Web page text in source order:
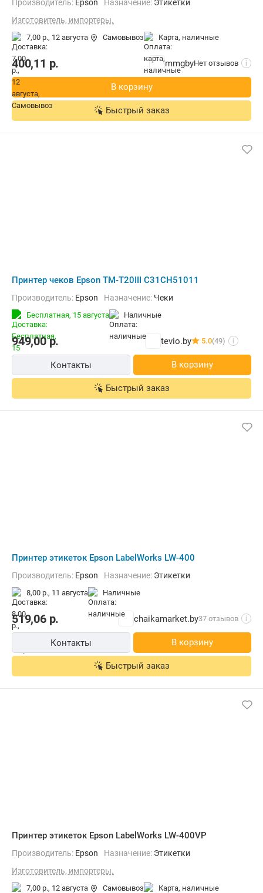
Производитель: Epson Назначение: Этикетки
Изготовитель, импортеры.
7,00 р., 12 августа Самовывоз карта, наличные
400,11 р. mmgbyНет отзывов i
В корзину
Быстрый заказ
Принтер чеков Epson TM-T20III C31CH51011
Производитель: Epson Назначение: Чеки
Бесплатная, 15 августа наличные
949,00р. tevio.by 5.0(49) i
Контакты В корзину
Быстрый заказ
Принтер этикеток Epson LabelWorks LW-400
Производитель: Epson Назначение: Этикетки
8,00 р., 11 августа наличные
519,06р. chaikamarket.by37 отзывов i
Контакты В корзину
Быстрый заказ
Принтер этикеток Epson LabelWorks LW-400VP
Производитель: Epson Назначение: Этикетки
Изготовитель, импортеры.
7,00 р., 12 августа Самовывоз карта, наличные